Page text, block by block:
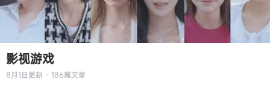
影视游戏
8月1日更新 · 186篇文章